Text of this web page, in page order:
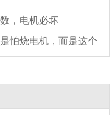
，电机必坏
怕烧电机，而是这个